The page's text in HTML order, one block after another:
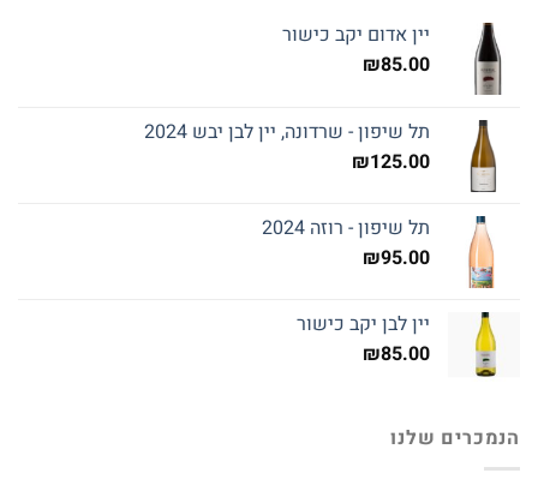
יין אדום יקב כישור
₪85.00
תל שיפון - שרדונה, יין לבן יבש 2024
₪125.00
תל שיפון - רוזה 2024
₪95.00
יין לבן יקב כישור
₪85.00
הנמכרים שלנו